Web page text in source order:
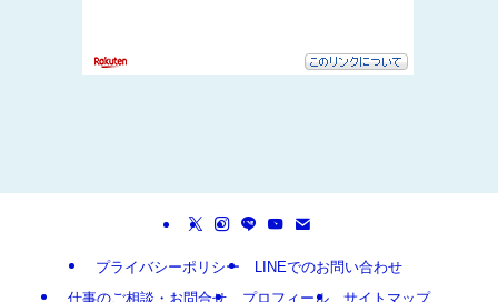
プライバシーポリシー
LINEでのお問い合わせ
仕事のご相談・お問合せ
プロフィール サイトマップ